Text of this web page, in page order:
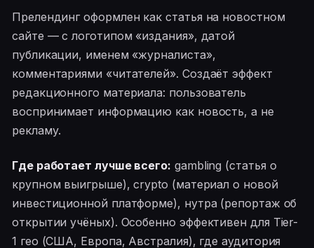
Прелендинг оформлен как статья на новостном
сайте — с логотипом «издания», датой
публикации, именем «журналиста»,
комментариями «читателей». Создаёт эффект
редакционного материала: пользователь
воспринимает информацию как новость, а не
рекламу.
Где работает лучше всего: gambling (статья о
крупном выигрыше), crypto (материал о новой
инвестиционной платформе), нутра (репортаж об
открытии учёных). Особенно эффективен для Tier-
1 гео (США, Европа, Австралия), где аудитория